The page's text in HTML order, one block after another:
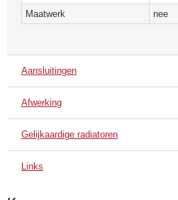
Maatwerk
nee
Aansluitingen
Standaard aansluitingen
Diagonaal L/R
Afwerking
Standaard uitvoering
Gelijkaardige radiatoren
Links